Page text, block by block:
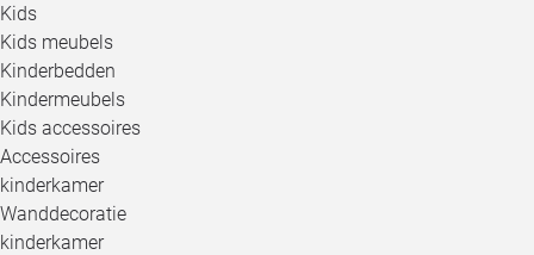
Kids
Kids meubels
Kinderbedden
Kindermeubels
Kids accessoires
Accessoires
kinderkamer
Wanddecoratie
kinderkamer